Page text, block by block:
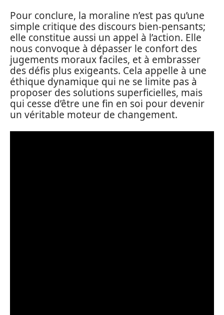
Pour conclure, la moraline n’est pas qu’une
simple critique des discours bien-pensants;
elle constitue aussi un appel à l’action. Elle
nous convoque à dépasser le confort des
jugements moraux faciles, et à embrasser
des défis plus exigeants. Cela appelle à une
éthique dynamique qui ne se limite pas à
proposer des solutions superficielles, mais
qui cesse d’être une fin en soi pour devenir
un véritable moteur de changement.